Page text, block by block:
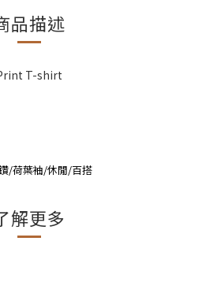
品描述
T-shirt
/荷葉袖/休閒/百搭
解更多